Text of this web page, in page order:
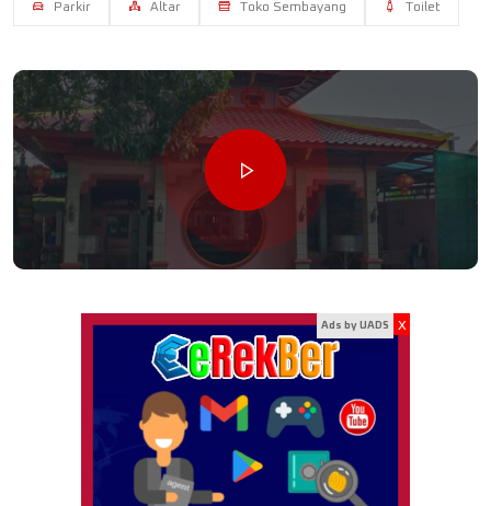
Parkir Altar Toko Sembayang Toilet
Ads by UADS x